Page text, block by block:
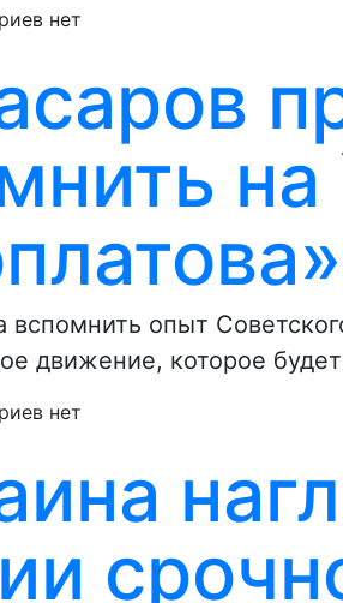
нет
опыт
движение, которое
нет